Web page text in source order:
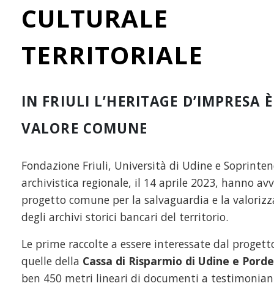
CULTURALE
TERRITORIALE
IN FRIULI L’HERITAGE D’IMPRESA È
VALORE COMUNE
Fondazione Friuli, Università di Udine e
archivistica regionale, il 14 aprile 2023, hanno
progetto comune per la salvaguardia e la
degli archivi storici bancari del territorio.
Le prime raccolte a essere interessate dal
quelle della Cassa di Risparmio di Udine e
ben 450 metri lineari di documenti a